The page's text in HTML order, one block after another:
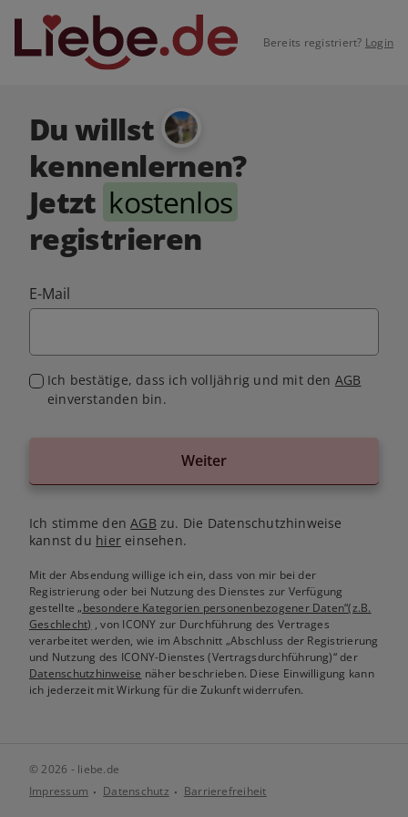
Bereits registriert? Login
Du willst
kennenlernen?
Jetzt kostenlos
registrieren
E-Mail
Ich bestätige, dass ich volljährig und mit den AGB
einverstanden bin.
Weiter
Ich stimme denAGB zu. Die Datenschutzhinweise
kannst du hiereinsehen.
Mit der Absendung willige ich ein, dass von mir bei der
Registrierung oder bei Nutzung des Dienstes zur Verfügung
gestellte„besondere Kategorien personenbezogener Daten“(z.B.
Geschlecht) , von ICONY zur Durchführung des Vertrages
verarbeitet werden, wie im Abschnitt „Abschluss der Registrierung
und Nutzung des ICONY-Dienstes (Vertragsdurchführung)“ der
Datenschutzhinweise näher beschrieben. Diese Einwilligung kann
ich jederzeit mit Wirkung für die Zukunft widerrufen.
© 2026 - liebe.de
Impressum
Datenschutz Barrierefreiheit